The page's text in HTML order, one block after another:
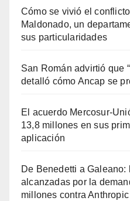
Cómo se vivió el
Maldonado, un
sus particularidades
San Román advirtió que
detalló cómo Ancap se
El acuerdo Mercosur-
13,8 millones en sus
aplicación
De Benedetti a
alcanzadas por la
millones contra Anthropic